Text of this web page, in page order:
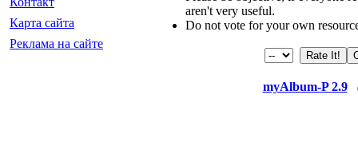
Карта сайта
Реклама на сайте
aren't very useful.
Do not vote for your own
myAlbum-P 2.9